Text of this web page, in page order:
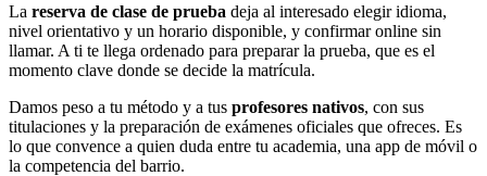
La reserva de clase de prueba deja al interesado elegir idioma,
nivel orientativo y un horario disponible, y confirmar online sin
llamar. A ti te llega ordenado para preparar la prueba, que es el
momento clave donde se decide la matrícula.
Damos peso a tu método y a tus profesores nativos, con sus
titulaciones y la preparación de exámenes oficiales que ofreces. Es
lo que convence a quien duda entre tu academia, una app de móvil o
la competencia del barrio.